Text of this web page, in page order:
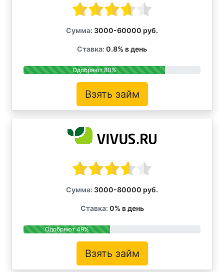
Сумма: 3000-60000 руб.
Ставка: 0.8% в день
Одобряют 80%
Взять займ
Сумма: 3000-80000 руб.
Ставка: 0% в день
Одобряют 49%
Взять займ